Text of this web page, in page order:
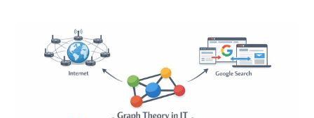
26（33.0.0） * 対象範囲：/var/www/nextcloud なぜ
Trivyを使うのか 脆弱性スキャンツールはいくつかあり
ますが、今回は Trivyを選択しました。 理由は以下の通
ースで自動化しやすい Trivyのインストール（Ubuntu